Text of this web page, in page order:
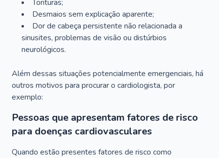
Tonturas;
Desmaios sem explicação aparente;
Dor de cabeça persistente não relacionada a
sinusites, problemas de visão ou distúrbios
neurológicos.
Além dessas situações potencialmente emergenciais, há
outros motivos para procurar o cardiologista, por
exemplo:
Pessoas que apresentam fatores de risco
para doenças cardiovasculares
Quando estão presentes fatores de risco como